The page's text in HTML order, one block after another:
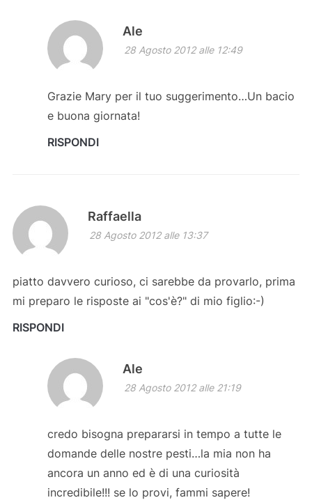
Ale
28 Agosto 2012 alle 12:49
Grazie Mary per il tuo suggerimento…Un bacio
e buona giornata!
RISPONDI
Raffaella
28 Agosto 2012 alle 13:37
piatto davvero curioso, ci sarebbe da provarlo, prima
mi preparo le risposte ai "cos'è?" di mio figlio:-)
RISPONDI
Ale
28 Agosto 2012 alle 21:19
credo bisogna prepararsi in tempo a tutte le
domande delle nostre pesti…la mia non ha
ancora un anno ed è di una curiosità
incredibile!!! se lo provi, fammi sapere!